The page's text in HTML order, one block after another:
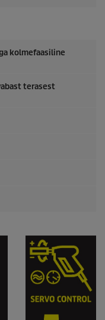
kolmefaasiline
terasest